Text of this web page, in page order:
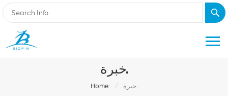
خبرة.
Home / خبرة.